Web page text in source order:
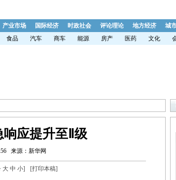
产业市场 国际经济 时政社会 评论理论 地方经济 城
食品 汽车 商车 能源 房产 医药 文化
应提升至Ⅱ级
来源：新华网
大 中 小] [打印本稿]